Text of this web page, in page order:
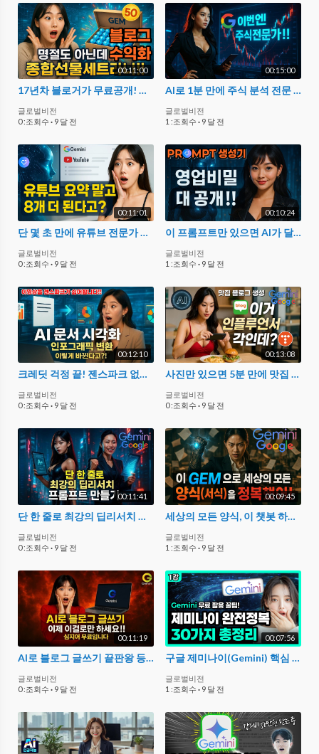
00:11:00
17년차 블로거가 무료공개! 단 한 번 질문으로 50가지 수익화 전략 완성 | GEMINI 활용법 9편
글로벌비전
0 :조회수 · 9 달 전
00:15:00
AI로 1분 만에 주식 분석 전문 블로거 되기 | GEMINI 활용법 8편
글로벌비전
1 :조회수 · 9 달 전
00:11:01
단 몇 초 만에 유튜브 전문가 되는 비법 공개! | GEMINI 활용법 7편
글로벌비전
0 :조회수 · 9 달 전
00:10:24
이 프롬프트만 있으면 AI가 달라진다! | GEMINI 활용법 6편
글로벌비전
1 :조회수 · 9 달 전
00:12:10
크레딧 걱정 끝! 젠스파크 없이 무료로 시각화 자료 만드는 법 대공개! | GEMINI 활용법 5편
글로벌비전
0 :조회수 · 9 달 전
00:13:08
사진만 있으면 5분 만에 맛집 블로그 생성!! | GEMINI 활용법 4편
글로벌비전
0 :조회수 · 9 달 전
00:11:41
단 한 줄로 최강의 딥리서치 프롬프트 만들기! GEMINI 활용법 3편
글로벌비전
0 :조회수 · 9 달 전
00:09:45
세상의 모든 양식, 이 챗봇 하나면 됩니다! GEMINI 활용법 2편
글로벌비전
1 :조회수 · 9 달 전
00:11:19
AI로 블로그 글쓰기 끝판왕 등장! 초고속에 무료라니! GEMINI 활용법 1편
글로벌비전
0 :조회수 · 9 달 전
00:07:56
구글 제미나이(Gemini) 핵심 기능 총정리! 업무효율 10배 올리는 핵심 기능 30가지 (요약·번역·이미지·보고서까지)
글로벌비전
1 :조회수 · 9 달 전